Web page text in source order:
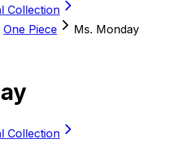
Collection
One Piece
Ms. Monday
Collection